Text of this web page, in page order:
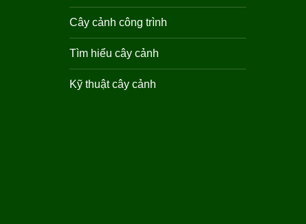
Cây cảnh công trình
Tìm hiểu cây cảnh
Kỹ thuật cây cảnh